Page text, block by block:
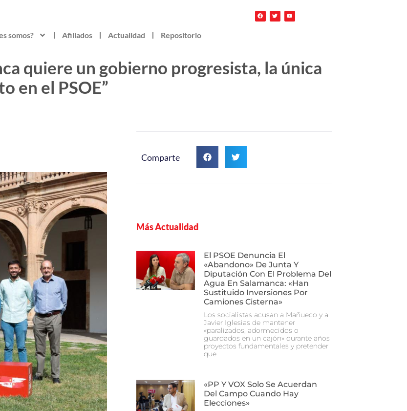
somos? Afiliados Actualidad Repositorio
quiere un gobierno progresista, la única
en el PSOE”
Comparte
Más Actualidad
El PSOE Denuncia El
«abandono» De Junta Y
Diputación Con El Problema Del
Agua En Salamanca: «Han
Sustituido Inversiones Por
Camiones Cisterna»
Los socialistas acusan a Mañueco y a
Javier Iglesias de mantener
«paralizados, adormecidos o
guardados en un cajón» durante años
proyectos fundamentales y pretender
que
«PP Y VOX Solo Se Acuerdan
Del Campo Cuando Hay
Elecciones»